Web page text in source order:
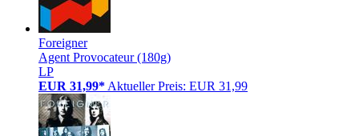
Foreigner
Agent Provocateur (180g)
LP
EUR 31,99* Aktueller Preis: EUR 31,99